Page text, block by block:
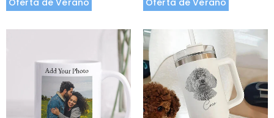
Oferta de Verano
Oferta de Verano